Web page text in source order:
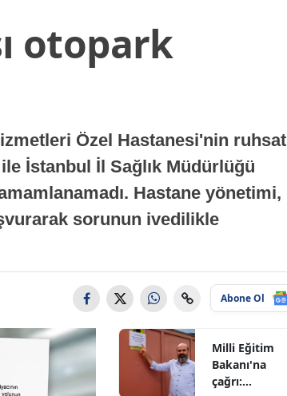
otopark
Özel Hastanesi'nin ruhsat
İstanbul İl Sağlık Müdürlüğü
Hastane yönetimi,
sorunun ivedilikle
Abone Ol
Milli Eğitim
Bakanı'na
çağrı: